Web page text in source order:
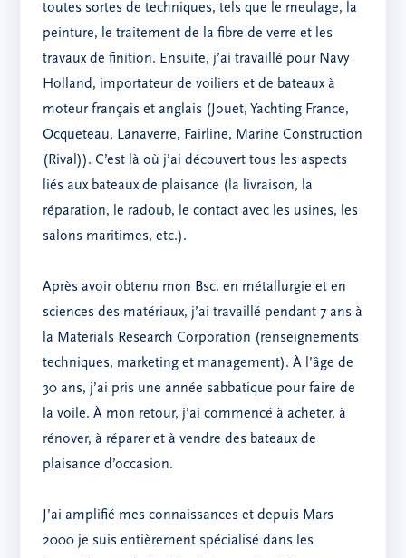
toutes sortes de techniques, tels que le meulage, la
peinture, le traitement de la fibre de verre et les
travaux de finition. Ensuite, j’ai travaillé pour Navy
Holland, importateur de voiliers et de bateaux à
moteur français et anglais (Jouet, Yachting France,
Ocqueteau, Lanaverre, Fairline, Marine Construction
(Rival)). C’est là où j’ai découvert tous les aspects
liés aux bateaux de plaisance (la livraison, la
réparation, le radoub, le contact avec les usines, les
salons maritimes, etc.).
Après avoir obtenu mon Bsc. en métallurgie et en
sciences des matériaux, j’ai travaillé pendant 7 ans à
la Materials Research Corporation (renseignements
techniques, marketing et management). À l’âge de
30 ans, j’ai pris une année sabbatique pour faire de
la voile. À mon retour, j’ai commencé à acheter, à
rénover, à réparer et à vendre des bateaux de
plaisance d’occasion.
J’ai amplifié mes connaissances et depuis Mars
2000 je suis entièrement spécialisé dans les